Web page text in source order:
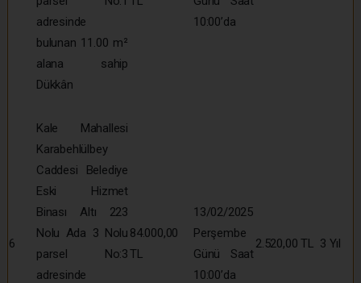
adresinde
bulunan 11.00 m²
alana sahip
Dükkân
10:00’da
6
Kale Mahallesi
Karabehlülbey
Caddesi Belediye
Eski Hizmet
Binası Altı 223
Nolu Ada 3 Nolu
parsel No:3
adresinde
84.000,00
TL
13/02/2025
Perşembe
Günü Saat
10:00’da
2.520,00 TL 3 Yıl